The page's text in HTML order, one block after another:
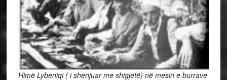
Himë Lybeniqi ( i shenjuar me shigjetë) në mesin e burrave